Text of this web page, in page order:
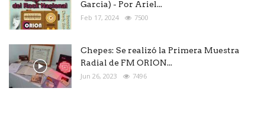
Garcia) - Por Ariel...
Feb 17, 2024 7500
Chepes: Se realizó la Primera Muestra
Radial de FM ORION...
Jun 26, 2023 7496